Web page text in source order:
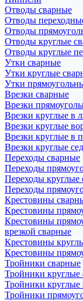
Отводы сварные
Отводы
Отводы
Отводы круглые
Отводы круглые
Утки сварные
Утки круглые
Утки
Врезки сварные
Врезки
Врезки круглые в
Врезки круглые
Врезки круглые в
Врезки круглые
Переходы сварные
Переходы
Переходы круглые
Переходы
Крестовины
Крестовины
Крестовины
врезкой сварные
Крестовины
Крестовины
Тройники сварные
Тройники круглые
Тройники круглые
Тройники